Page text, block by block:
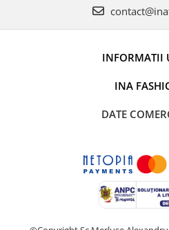
INFORMATII
INA
DATE